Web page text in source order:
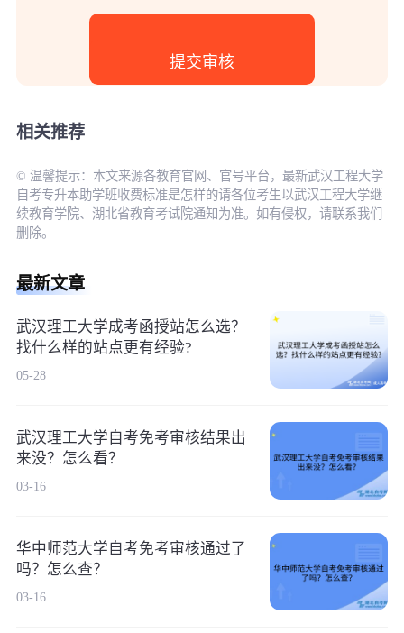
相关推荐
© 温馨提示：本文来源各教育官网、官号平台，最新武汉工程大学
自考专升本助学班收费标准是怎样的请各位考生以武汉工程大学继
续教育学院、湖北省教育考试院通知为准。如有侵权，请联系我们
删除。
最新文章
武汉理工大学成考函授站怎么选？
找什么样的站点更有经验?
05-28
武汉理工大学自考免考审核结果出
来没？怎么看？
03-16
华中师范大学自考免考审核通过了
吗？怎么查？
03-16